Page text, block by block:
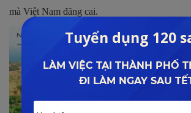
mà Việt Nam đăng cai.